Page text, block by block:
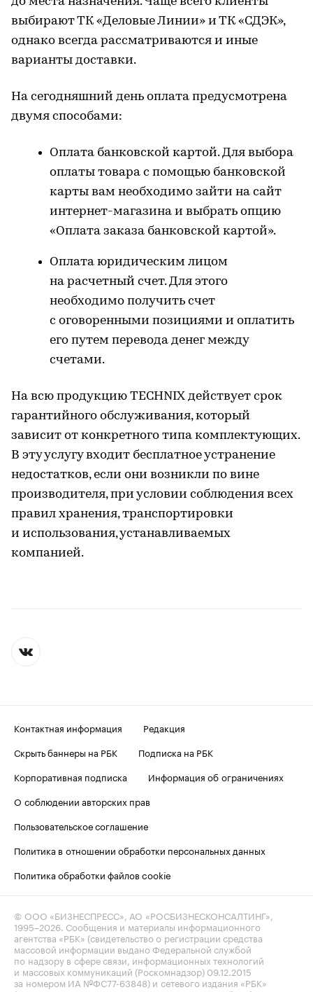
выбирают ТК «Деловые Линии» и ТК «СДЭК»,
однако всегда рассматриваются и иные
варианты доставки.
На сегодняшний день оплата предусмотрена
двумя способами:
Оплата банковской картой. Для выбора
оплаты товара с помощью банковской
карты вам необходимо зайти на сайт
интернет-магазина и выбрать опцию
«Оплата заказа банковской картой».
Оплата юридическим лицом
на расчетный счет. Для этого
необходимо получить счет
с оговоренными позициями и оплатить
его путем перевода денег между
счетами.
На всю продукцию TECHNIX действует срок
гарантийного обслуживания, который
зависит от конкретного типа комплектующих.
В эту услугу входит бесплатное устранение
недостатков, если они возникли по вине
производителя, при условии соблюдения всех
правил хранения, транспортировки
и использования, устанавливаемых
компанией.
Контактная информация
Редакция
Скрыть баннеры на РБК
Подписка на РБК
Корпоративная подписка
Информация об ограничениях
О соблюдении авторских прав
Пользовательское соглашение
Политика в отношении обработки персональных данных
Политика обработки файлов cookie
© ООО «БИЗНЕСПРЕСС», АО «РОСБИЗНЕСКОНСАЛТИНГ»,
1995–2026. Сообщения и материалы информационного
агентства «РБК» (свидетельство о регистрации средства
массовой информации выдано Федеральной службой
по надзору в сфере связи, информационных технологий
и массовых коммуникаций (Роскомнадзор) 09.12.2015
за номером ИА №ФС77-63848) и сетевого издания «РБК»